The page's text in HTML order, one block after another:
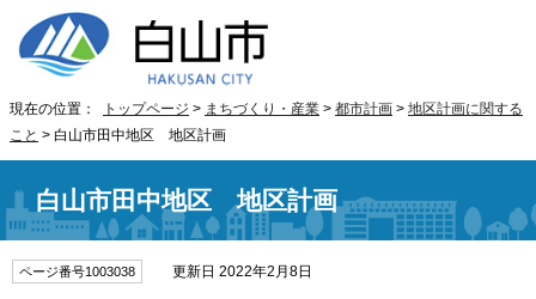
現在の位置： トップページ > まちづくり・産業 > 都市計画 > 地区計画に関する
こと > 白山市田中地区 地区計画
白山市田中地区 地区計画
ページ番号1003038 更新日 2022年2月8日